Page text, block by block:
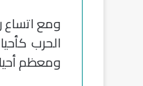
ومع اتساع
الحرب
ومعظم